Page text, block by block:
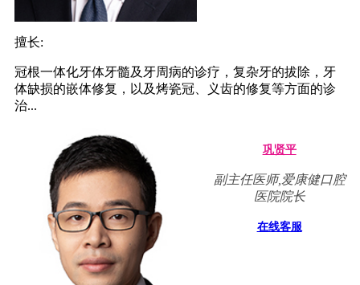
擅长:
冠根一体化牙体牙髓及牙周病的诊疗，复杂牙的拔除，牙
体缺损的嵌体修复，以及烤瓷冠、义齿的修复等方面的诊
治...
巩贤平
副主任医师,爱康健口腔
医院院长
在线客服